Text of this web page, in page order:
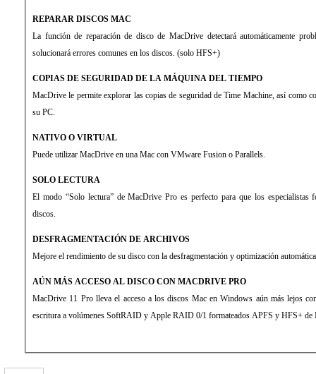
REPARAR DISCOS MAC
La función de reparación de disco de MacDrive detectará automáticamente
solucionará errores comunes en los discos. (solo HFS+)
COPIAS DE SEGURIDAD DE LA MÁQUINA DEL TIEMPO
MacDrive le permite explorar las copias de seguridad de Time Machine, así como
su PC.
NATIVO O VIRTUAL
Puede utilizar MacDrive en una Mac con VMware Fusion o Parallels.
SOLO LECTURA
El modo “Solo lectura” de MacDrive Pro es perfecto para que los especialistas
discos.
DESFRAGMENTACIÓN DE ARCHIVOS
Mejore el rendimiento de su disco con la desfragmentación y optimización
AÚN MÁS ACCESO AL DISCO CON MACDRIVE PRO
MacDrive 11 Pro lleva el acceso a los discos Mac en Windows aún más lejos
escritura a volúmenes SoftRAID y Apple RAID 0/1 formateados APFS y HFS+ de